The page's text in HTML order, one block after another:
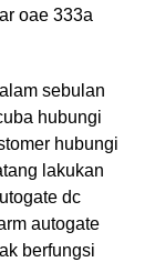
oae 333a
sebulan
hubungi
hubungi
lakukan
dc
autogate
berfungsi